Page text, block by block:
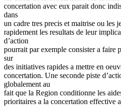
concertation avec eux parait donc
dans
un cadre tres precis et maitrise ou les
rapidement les resultats de leur
d’action
pourrait par exemple consister a faire
sur
des initiatives rapides a mettre en
concertation. Une seconde piste
globalement au
fait que la Region conditionne les
prioritaires a la concertation effective